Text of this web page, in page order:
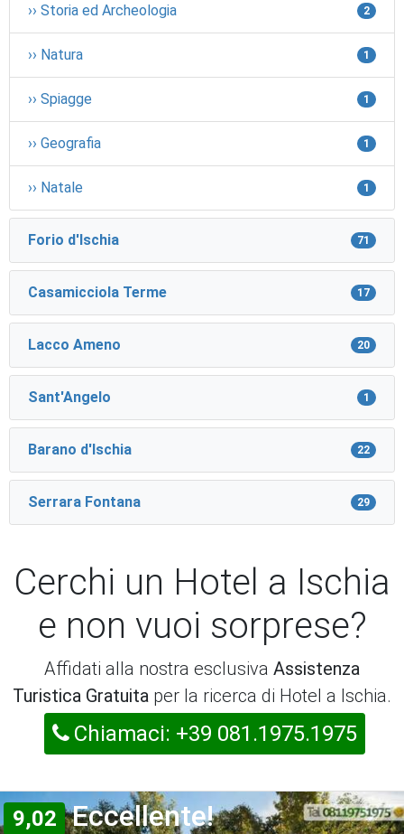
›› Storia ed Archeologia 2
›› Natura 1
›› Spiagge 1
›› Geografia 1
›› Natale 1
Forio d'Ischia 71
Casamicciola Terme 17
Lacco Ameno 20
Sant'Angelo 1
Barano d'Ischia 22
Serrara Fontana 29
Cerchi un Hotel a Ischia
e non vuoi sorprese?
Affidati alla nostra esclusiva Assistenza
Turistica Gratuita per la ricerca di Hotel a Ischia.
Chiamaci: +39 081.1975.1975
9,02 Eccellente!